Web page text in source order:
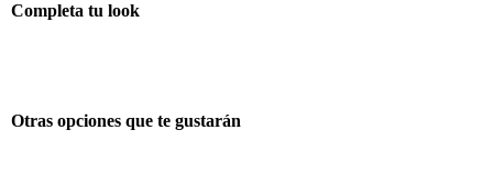
Completa tu look
Otras opciones que te gustarán